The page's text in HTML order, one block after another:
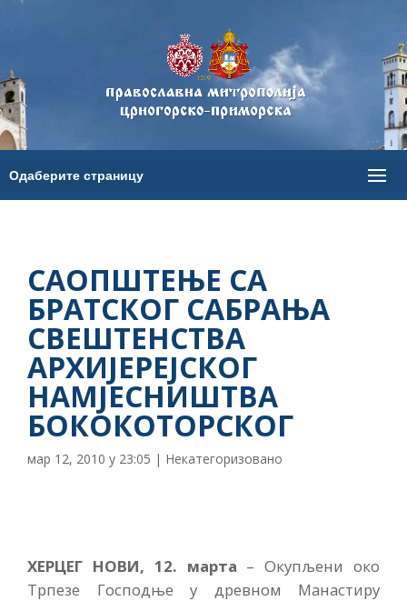
САОПШТЕЊЕ СА
БРАТСКОГ САБРАЊА
СВЕШТЕНСТВА
АРХИЈЕРЕЈСКОГ
НАМЈЕСНИШТВА
БОКОКОТОРСКОГ
мар 12, 2010 у 23:05 | Некатегоризовано
ХЕРЦЕГ НОВИ, 12. марта – Окупљени око
Трпезе Господње у древном Манастиру